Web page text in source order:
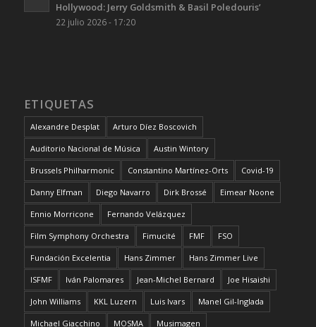
Hollywood: Jerry Goldsmith & Basil Poledouris’
22 julio 2026 - 17:20
ETIQUETAS
Alexandre Desplat Arturo Díez Boscovich
Auditorio Nacional de Música Austin Wintory
Brussels Philharmonic Constantino Martínez-Orts Covid-19
Danny Elfman Diego Navarro Dirk Brossé Eimear Noone
Ennio Morricone Fernando Velázquez
Film Symphony Orchestra Fimucité FMF FSO
Fundación Excelentia Hans Zimmer Hans Zimmer Live
ISFMF Iván Palomares Jean-Michel Bernard Joe Hisaishi
John Williams KKL Luzern Luis Ivars Manel Gil-Inglada
Michael Giacchino MOSMA Musimagen